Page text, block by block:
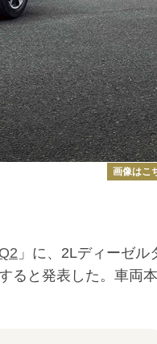
画像はこ
Q2 」に、2Lディーゼル
ると発表した。車両